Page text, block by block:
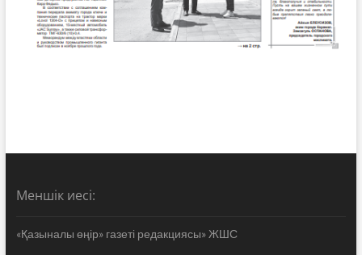
Меншік иесі:
«Қазыналы өңір» газеті редакциясы» ЖШС